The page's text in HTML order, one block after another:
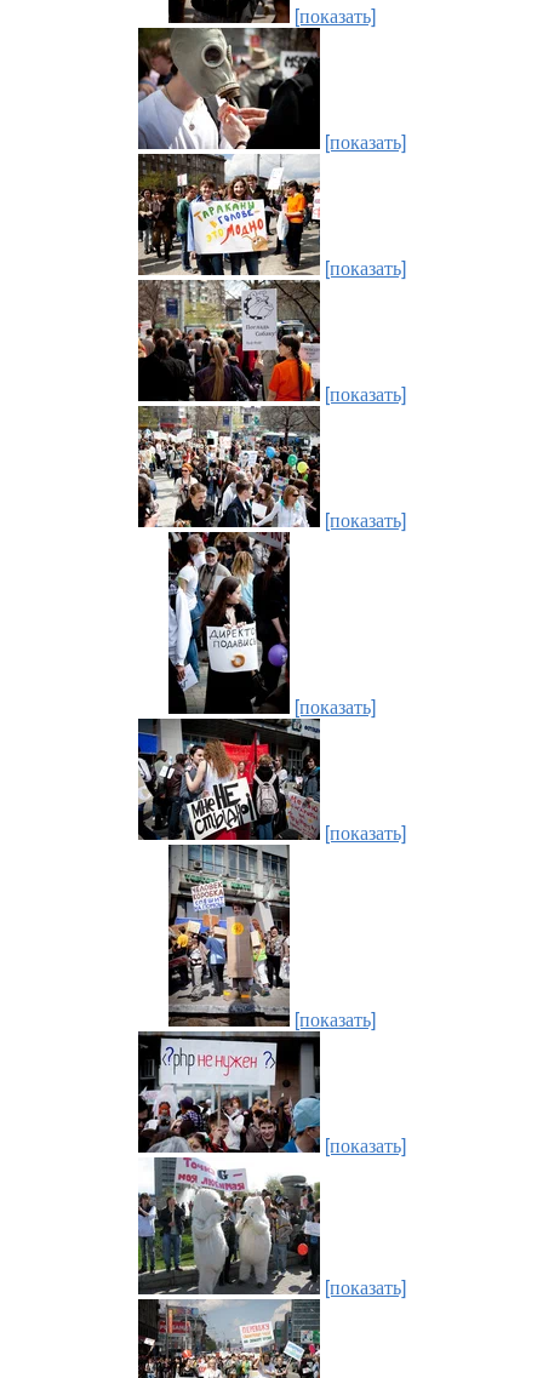
[показать]
[показать]
[показать]
[показать]
[показать]
[показать]
[показать]
[показать]
[показать]
[показать]